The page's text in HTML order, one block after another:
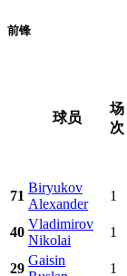
前锋
球员
场
次
71
Biryukov
Alexander
1
40
Vladimirov
Nikolai
1
29
Gaisin
1